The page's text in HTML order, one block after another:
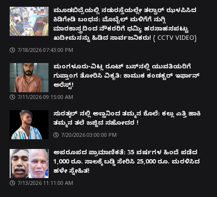
ಮೂಡಬಿದ್ರೆಯಲ್ಲಿ ನಡುರಸ್ತೆಯಲ್ಲೇ ತಲ್ವಾರ್ ಝಳಪಿಸಿದ
ಕಿಡಿಗೇಡಿ ಬಂಧನ: ಮೊಬೈಲ್ ಮಳಿಗೆಗೆ ನುಗ್ಗಿ
ಮಾರಕಾಸ್ತ್ರದಿಂದ ನೌಕರರಿಗೆ ಧಮ್ಕಿ; ಹರಸಾಹಸಪಟ್ಟು
ಖದೀಮನನ್ನು ಹಿಡಿದ ಸಾರ್ವಜನಿಕರು! ( CCTV VIDEO)
7/18/2026 07:43:00 PM
ಮಂಗಳೂರು-ವಿಟ್ಲ ರೂಟ್ ಬಸ್‌ನಲ್ಲಿ ಯುವತಿಯರಿಗೆ
ಗುಪ್ತಾಂಗ ತೋರಿಸಿ ವಿಕೃತಿ: ಕಾಮುಕ ಕಂಡಕ್ಟರ್ ಇರ್ಫಾನ್
ಅರೆಸ್ಟ್!
7/11/2026 09:15:00 AM
ಸುರತ್ಕಲ್ ನಲ್ಲಿ ಅಣ್ಣನಿಂದ ತಮ್ಮನ ಕೊಲೆ: ಕಲ್ಲು ಎತ್ತಿ ಹಾಕಿ
ತಮ್ಮನ ತಲೆ ಜಜ್ಜಿದ ಸಹೋದರ !
7/20/2026 03:00:00 PM
ಅಪರೂಪದ ಪ್ರಾಮಾಣಿಕತೆ: 35 ವರ್ಷಗಳ ಹಿಂದೆ ಪಡೆದ
1,000 ರೂ. ಸಾಲಕ್ಕೆ ಬಡ್ಡಿ ಸೇರಿಸಿ 25,000 ರೂ. ಮರಳಿಸಿದ
ಹಳೇ ಸ್ನೇಹಿತ!
7/13/2026 11:11:00 AM